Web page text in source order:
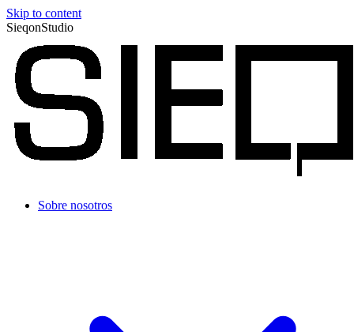
Skip to content
SieqonStudio
Sobre nosotros